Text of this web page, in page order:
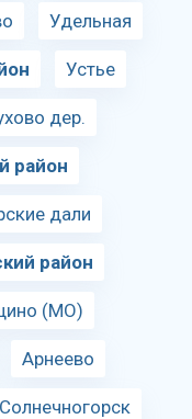
Удельная
Устье
дер.
район
дали
район
(МО)
Арнеево
Солнечногорск